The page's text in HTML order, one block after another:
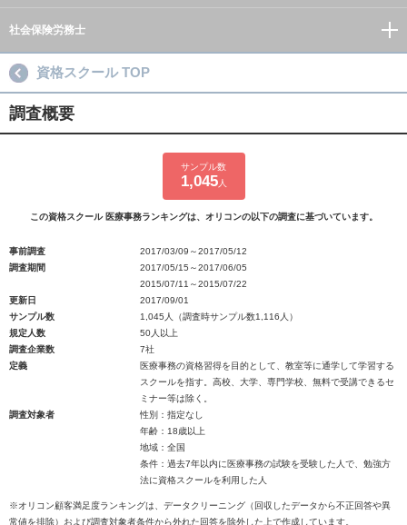
社会保険労務士
資格スクール TOP
調査概要
サンプル数
1,045人
この資格スクール 医療事務ランキングは、オリコンの以下の調査に基づいています。
事前調査
2017/03/09～2017/05/12
調査期間
2017/05/15～2017/06/05
2015/07/11～2015/07/22
更新日
2017/09/01
サンプル数
1,045人（調査時サンプル数1,116人）
規定人数
50人以上
調査企業数
7社
定義
医療事務の資格習得を目的として、教室等に通学して学習する
スクールを指す。高校、大学、専門学校、無料で受講できるセ
ミナー等は除く。
調査対象者
性別：指定なし
年齢：18歳以上
地域：全国
条件：過去7年以内に医療事務の試験を受験した人で、勉強方
法に資格スクールを利用した人
※オリコン顧客満足度ランキングは、データクリーニング（回収したデータから不正回答や異
常値を排除）および調査対象者条件から外れた回答を除外した上で作成しています。